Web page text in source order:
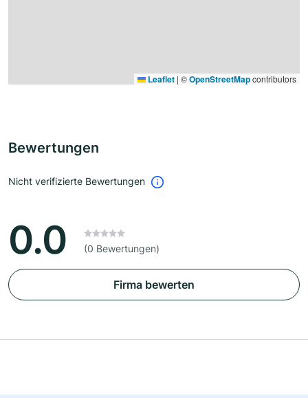
Leaflet | ©OpenStreetMapcontributors
Bewertungen
Nicht verifizierte Bewertungen
0.0 (0 Bewertungen)
Firma bewerten